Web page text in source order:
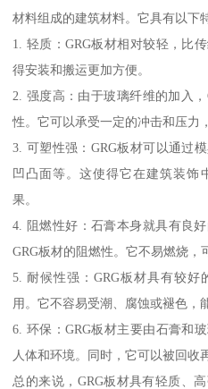
材料组成的建筑材料。它具有以下
1. 轻质：GRG板材相对较轻，比
得安装和搬运更加方便。
2. 强度高：由于玻璃纤维的加入
性。它可以承受一定的冲击和压力
3. 可塑性强：GRG板材可以通过
凹凸面等。这使得它在建筑装饰
果。
4. 阻燃性好：石膏本身就具有良
GRG板材的阻燃性。它不易燃烧，
5. 耐候性强：GRG板材具有较
用。它不容易受潮、腐蚀或褪色，
6. 环保：GRG板材主要由石膏和
人体和环境。同时，它可以被回收
总的来说，GRG板材具有轻质、